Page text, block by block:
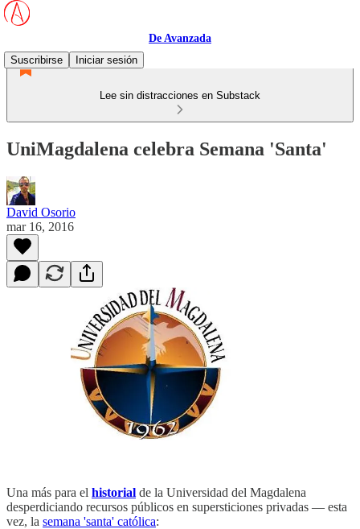
De Avanzada
Suscribirse
Iniciar sesión
Lee sin distracciones en Substack
UniMagdalena celebra Semana 'Santa'
David Osorio
mar 16, 2016
Una más para el historial de la Universidad del Magdalena
desperdiciando recursos públicos en supersticiones privadas — esta
vez, la semana 'santa' católica: